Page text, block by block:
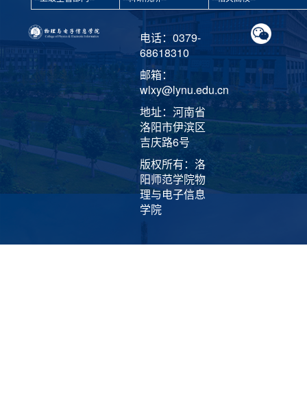
电话：0379-
68618310
邮箱：
wlxy@lynu.edu.cn
地址：河南省
洛阳市伊滨区
吉庆路6号
版权所有：洛
阳师范学院物
理与电子信息
学院